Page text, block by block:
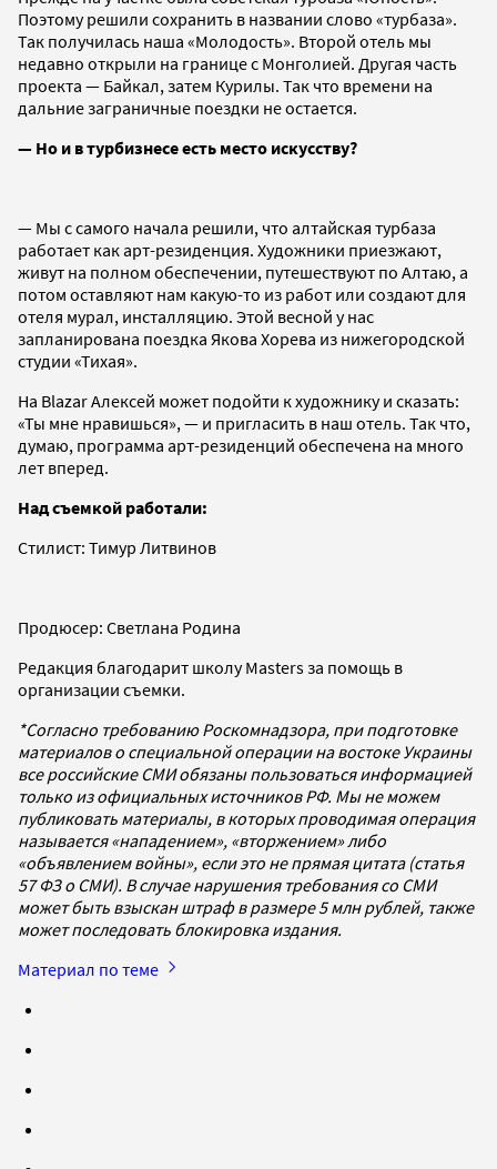
Поэтому решили сохранить в названии слово «турбаза».
Так получилась наша «Молодость». Второй отель мы
недавно открыли на границе с Монголией. Другая часть
проекта — Байкал, затем Курилы. Так что времени на
дальние заграничные поездки не остается.
— Но и в турбизнесе есть место искусству?
— Мы с самого начала решили, что алтайская турбаза
работает как арт-резиденция. Художники приезжают,
живут на полном обеспечении, путешествуют по Алтаю, а
потом оставляют нам какую-то из работ или создают для
отеля мурал, инсталляцию. Этой весной у нас
запланирована поездка Якова Хорева из нижегородской
студии «Тихая».
На Blazar Алексей может подойти к художнику и сказать:
«Ты мне нравишься», — и пригласить в наш отель. Так что,
думаю, программа арт-резиденций обеспечена на много
лет вперед.
Над съемкой работали:
Стилист: Тимур Литвинов
Продюсер: Светлана Родина
Редакция благодарит школу Masters за помощь в
организации съемки.
*Согласно требованию Роскомнадзора, при подготовке
материалов о специальной операции на востоке Украины
все российские СМИ обязаны пользоваться информацией
только из официальных источников РФ. Мы не можем
публиковать материалы, в которых проводимая операция
называется «нападением», «вторжением» либо
«объявлением войны», если это не прямая цитата (статья
57 ФЗ о СМИ). В случае нарушения требования со СМИ
может быть взыскан штраф в размере 5 млн рублей, также
может последовать блокировка издания.
Материал по теме